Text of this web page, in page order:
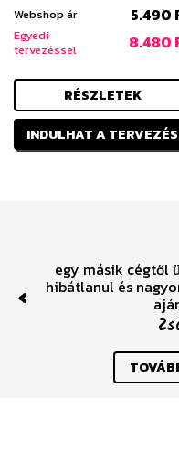
Webshop ár 5.490
Egyedi
tervezéssel
8.480
RÉSZLETEK
INDULHAT A TERVEZÉS
egy másik cégtől
hibátlanul és
Previous